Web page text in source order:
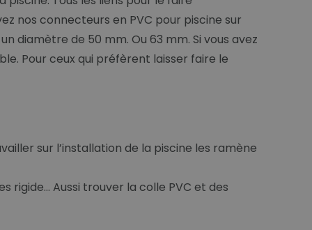
nos connecteurs en PVC pour piscine sur
diamètre de 50 mm. Ou 63 mm. Si vous avez
Pour ceux qui préfèrent laisser faire le
sur l’installation de la piscine les ramène
Aussi trouver la colle PVC et des